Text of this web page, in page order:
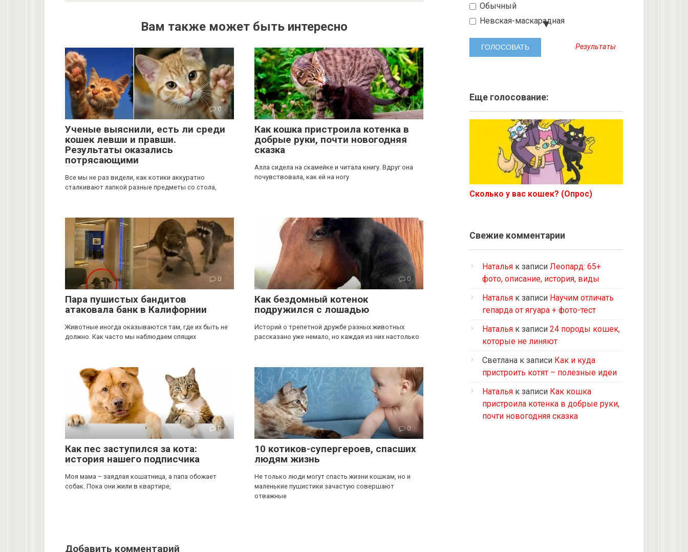
Вам также может быть интересно
0
Ученые выяснили, есть ли среди
кошек левши и правши.
Результаты оказались
потрясающими
Все мы не раз видели, как котики аккуратно
сталкивают лапкой разные предметы со стола,
2
Как кошка пристроила котенка в
добрые руки, почти новогодняя
сказка
Алла сидела на скамейке и читала книгу. Вдруг она
почувствовала, как ей на ногу
0
Пара пушистых бандитов
атаковала банк в Калифорнии
Животные иногда оказываются там, где их быть не
должно. Как часто мы наблюдаем спящих
0
Как бездомный котенок
подружился с лошадью
Историй о трепетной дружбе разных животных
рассказано уже немало, но каждая из них настолько
0
Как пес заступился за кота:
история нашего подписчика
Моя мама – заядлая кошатница, а папа обожает
собак. Пока они жили в квартире,
0
10 котиков-супергероев, спасших
людям жизнь
Не только люди могут спасть жизни кошкам, но и
маленькие пушистики зачастую совершают
отважные
Добавить комментарий
Обычный
Невская-маскарадная
Шотландский вислоухий
Абиссинская
Ангорская
Курильский бобтейл
Рыжий
6 с улицы
Корниш-рекс
Ориентал
Норвежская лесная
на улице котенком подобрала
Кот и кошка с улицы
Нибелунг
Европейская короткошерстная
Рэгдолл
Турецкий ван
5 кошек и 2 кота, все с улицы, но
2 кошки с улицы
Бомбейская
Табби дворовая
Из приюта
Результаты
Еще голосование:
Сколько у вас кошек? (Опрос)
Свежие комментарии
Наталья к записи Леопард: 65+
фото, описание, история, виды
Наталья к записи Научим отличать
гепарда от ягуара + фото-тест
Наталья к записи 24 породы кошек,
которые не линяют
Светлана к записи Как и куда
пристроить котят – полезные идеи
Наталья к записи Как кошка
пристроила котенка в добрые руки,
почти новогодняя сказка